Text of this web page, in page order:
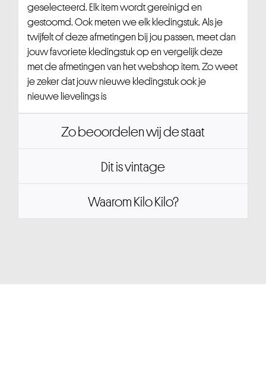
geselecteerd. Elk item wordt gereinigd en
gestoomd. Ook meten we elk kledingstuk. Als je
twijfelt of deze afmetingen bij jou passen, meet dan
jouw favoriete kledingstuk op en vergelijk deze
met de afmetingen van het webshop item. Zo weet
je zeker dat jouw nieuwe kledingstuk ook je
nieuwe lievelings is
Zo beoordelen wij de staat
Dit is vintage
Waarom Kilo Kilo?